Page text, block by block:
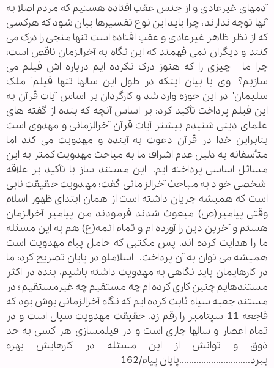
آدمهای غیرعادی و از جنس عقب افتاده هستیم که مردم اصلا به
آنها توجه ندارند، چرا باید این نوع تفسیرها بیان شود که هرکسی
که از نظر ظاهر غیرعادی و عقب افتاده است تنها منجی را درک می
کنند و دیگران نمی فهمند که این نگاه به آخرالزمان ناقص است؛
چرا ما چیزی را که هنوز درک نکرده ایم درباره اش فیلم می
سازیم؟ وی با بیان اینکه در طول این سالها تنها فیلم" ملک
سلیمان" در این حوزه وارد شد و کارگردان بر اساس آیات قرآن به
این فیلم پرداخت تأکید کرد: بر اساس آنچه که بنده از گفته های
علمای دینی شنیدم بیشتر آیات قرآن آخرالزمانی و مهدوی است
بنابراین خدا در قرآن دعوت به آینده و مهدویت می کند اما
متأسفانه به دلیل عدم اشراف ما به مباحث مهدویت کمتر به این
مسائل اساسی پرداخته ایم. این مستند ساز با تأکید بر علاقه
شخصی خود به مباحث آخرالزمانی گفت: مهدویت حقیقت نابی
است که همیشه جریان داشته است از همان ابتدای ظهور اسلام
وقتی پیامبر(ص) مبعوث شدند فرمودند من پیامبر آخرالزمان
هستم و آخرین دین را آورده ام و تمام ائمه(ع) هم به این مسئله
ما را هدایت کرده اند. پس مکتبی که حامل پیام مهدویت است
همیشه می توان به آن پرداخت. اسلاملو در پایان تصریح کرد: ما
در کارهایمان باید نگاهی به مهدویت داشته باشیم، بنده در اکثر
مستندهایم چنین کاری کرده ام چه مستقیم چه غیرمستقیم ؛ در
مستند جعبه سیاه ثابت کرده ایم که نگاه آخرالزمانی بوش بود که
فاجعه 11 سپتامبر را رقم زد. حقیقت مهدویت سیال است و در
تمام اعصار و سالها جاری است و در فیلمسازی هر کسی به حد
ذوق و توانش از این مسئله در کارهایش بهره
ببرد.............................پایان پیام/162